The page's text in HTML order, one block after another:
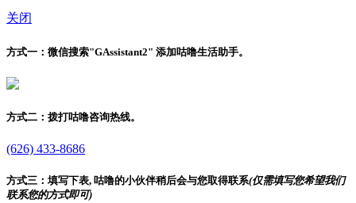
关闭
方式一： 微信搜索"GAssistant2" 添加咕噜生活助手。
方式二： 拨打咕噜咨询热线。
(626) 433-8686
方式三： 填写下表, 咕噜的小伙伴稍后会与您取得联系(仅需填写您希望我们
联系您的方式即可)